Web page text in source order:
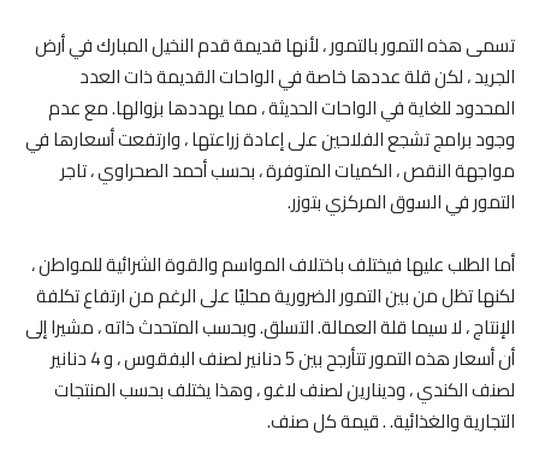
تسمى هذه التمور بالتمور ، لأنها قديمة قدم النخيل المبارك في أرض
الجريد ، لكن قلة عددها خاصة في الواحات القديمة ذات العدد
المحدود للغاية في الواحات الحديثة ، مما يهددها بزوالها. مع عدم
وجود برامج تشجع الفلاحين على إعادة زراعتها ، وارتفعت أسعارها في
مواجهة النقص ، الكميات المتوفرة ، بحسب أحمد الصحراوي ، تاجر
التمور في السوق المركزي بتوزر.
أما الطلب عليها فيختلف باختلاف المواسم والقوة الشرائية للمواطن ،
لكنها تظل من بين التمور الضرورية محليًا على الرغم من ارتفاع تكلفة
الإنتاج ، لا سيما قلة العمالة. التسلق. وبحسب المتحدث ذاته ، مشيرا إلى
أن أسعار هذه التمور تتأرجح بين 5 دنانير لصنف البفقوس ، و 4 دنانير
لصنف الكندي ، ودينارين لصنف لاغو ، وهذا يختلف بحسب المنتجات
التجارية والغذائية. . قيمة كل صنف.